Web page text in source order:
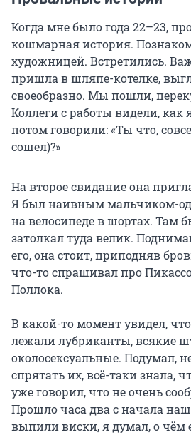
Когда мне былогода 22–23,
кошмарная история.
художницей. Встретились.
пришла в шляпе-котелке,
своеобразно. Мы пошли,
Коллеги с работы видели, как
потом говорили: «Ты что,
сошел)?»
На второе свидание она
Я был наивным мальчиком-
на велосипеде в шортах. Там
затолкал туда велик.
его, она стоит, приподняв
что-то спрашивал про
Поллока.
В какой-то момент увидел,
лежали лубриканты, всякие
околосексуальные. Подумал,
спрятать их, всё-таки знала,
уже говорил, что не очень
Прошло часа два с начала
выпили виски, я думал, о чём